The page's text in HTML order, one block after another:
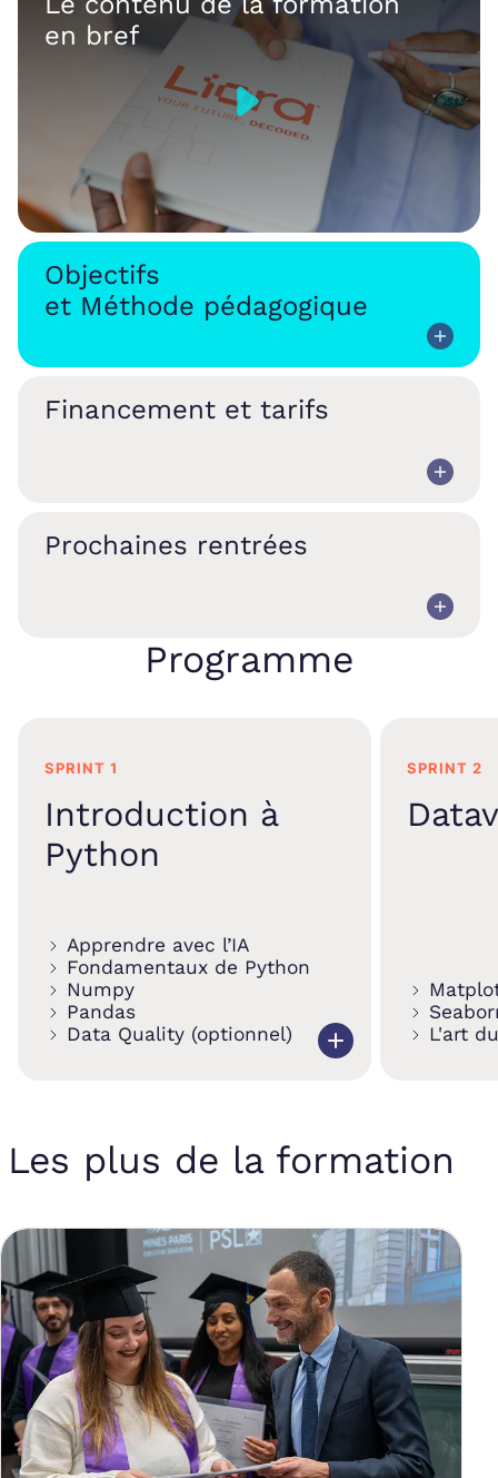
en bref
Objectifs
et Méthode pédagogique
Financement et tarifs
Prochaines rentrées
Programme
SPRINT 1
Introduction à
Python
Apprendre avec l’IA
Fondamentaux de Python
Numpy
Pandas
Data Quality (optionnel)
SPRINT 2
L'art
Les plus de la formation